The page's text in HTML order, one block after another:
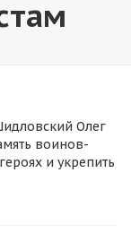
Олег
воинов-
и укрепить